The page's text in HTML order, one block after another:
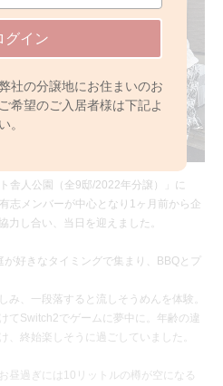
グイン
社の分譲地にお住まいのお
希望のご入居者様は下記よ
。
舎人公園（全9邸/2022年分譲）」に
志メンバーが中心となり1ヶ月前から企
力し合い、当日を迎えました。
好きなタイミングで集まり、BBQとプ
み、一段落すると流しそうめんを体験。
てSwitch2でゲームに夢中に。年齢の違
、終始楽しそうに過ごしていました。
昼過ぎには10リットルの樽が空になる